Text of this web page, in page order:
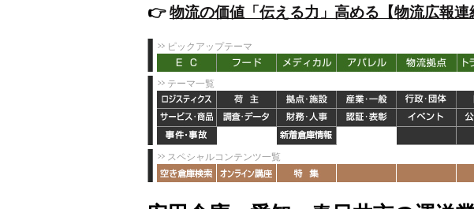
👉️物流の価値「伝える力」高める【物流広報
ピックアップテーマ
テーマ一覧
スペシャルコンテンツ一覧